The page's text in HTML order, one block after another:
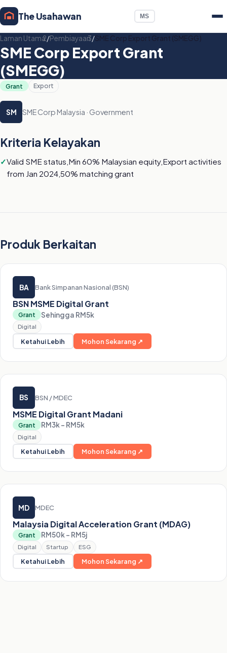
The Usahawan MS
Laman Utama/Pembiayaan/SME Corp Export Grant (SMEGG)
SME Corp Export Grant
(SMEGG)
Grant Export
SM SME Corp Malaysia · Government
Kriteria Kelayakan
Valid SME status,Min 60% Malaysian equity,Export activities
from Jan 2024,50% matching grant
Produk Berkaitan
BA Bank Simpanan Nasional (BSN)
BSN MSME Digital Grant
Grant Sehingga RM5k
Digital
Ketahui Lebih Mohon Sekarang ↗
BS BSN / MDEC
MSME Digital Grant Madani
Grant RM3k – RM5k
Digital
Ketahui Lebih Mohon Sekarang ↗
MD MDEC
Malaysia Digital Acceleration Grant (MDAG)
Grant RM50k – RM5j
Digital Startup ESG
Ketahui Lebih Mohon Sekarang ↗